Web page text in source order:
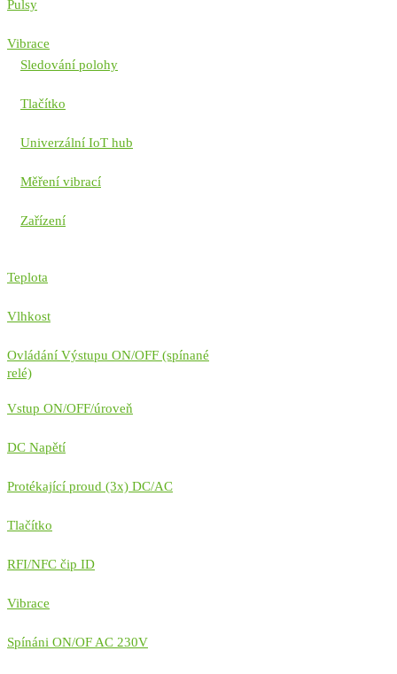
Pulsy
Vibrace
Sledování polohy
Tlačítko
Univerzální IoT hub
Měření vibrací
Zařízení
Teplota
Vlhkost
Ovládání Výstupu ON/OFF (spínané
relé)
Vstup ON/OFF/úroveň
DC Napětí
Protékající proud (3x) DC/AC
Tlačítko
RFI/NFC čip ID
Vibrace
Spínáni ON/OF AC 230V